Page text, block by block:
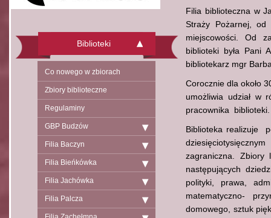
Biblioteki
Co nowego w zbiorach
Zbiory biblioteczne
Regulaminy
GBP Budzów
Filia Baczyn
Filia Bieńkówka
Filia Jachówka
Filia Palcza
Filia biblioteczna w
Straży Pożarnej,
miejscowości. Od
biblioteki była Pani
bibliotekarz mgr
Corocznie dla około
umożliwia udział w
pracownika biblioteki.
Biblioteka realizuje
zagraniczna. Zbiory
następujących
polityki, prawa,
matematyczno-
domowego, sztuk